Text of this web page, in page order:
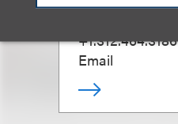
合伙人
+1.312.464.3186
Email